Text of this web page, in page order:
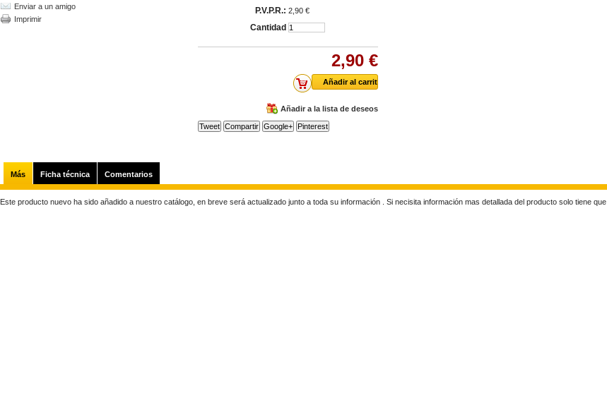
Enviar a un amigo
Imprimir
P.V.P.R.: 2,90 €
Cantidad
2,90 €
Añadir a la lista de deseos
Tweet Compartir Google+ Pinterest
Más Ficha técnica Comentarios
Este producto nuevo ha sido añadido a nuestro catálogo, en breve será actualizado junto a toda su información . Si necisita información mas detallada del producto solo tiene